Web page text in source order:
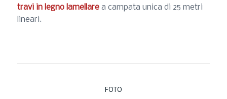
travi in legno lamellarea campata unica di 25 metri
lineari.
FOTO